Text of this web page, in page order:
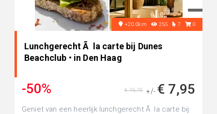
+20.0km 255 7 0
Lunchgerecht Ã la carte bij Dunes
Beachclub • in Den Haag
-50% +/- € 7,95
€ 15,75
Geniet van een heerlijk lunchgerecht Ã la carte bij